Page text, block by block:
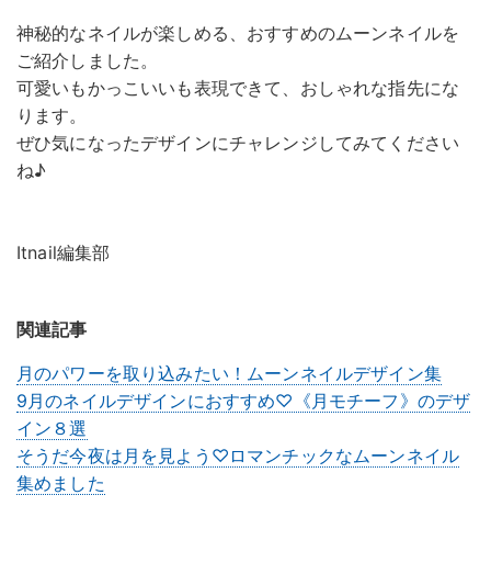
神秘的なネイルが楽しめる、おすすめのムーンネイルを
ご紹介しました。
可愛いもかっこいいも表現できて、おしゃれな指先にな
ります。
ぜひ気になったデザインにチャレンジしてみてください
ね♪
Itnail編集部
関連記事
月のパワーを取り込みたい！ムーンネイルデザイン集
9月のネイルデザインにおすすめ♡《月モチーフ》のデザ
イン８選
そうだ今夜は月を見よう♡ロマンチックなムーンネイル
集めました